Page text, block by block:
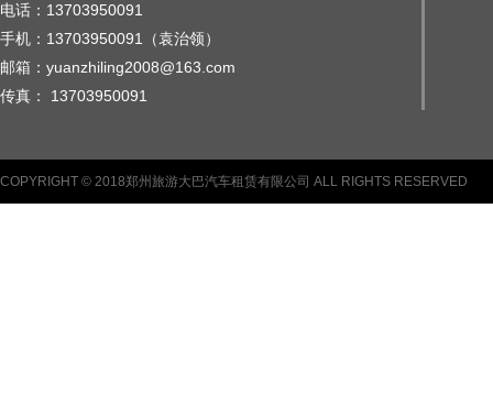
电话：13703950091
手机：13703950091（袁治领）
邮箱：yuanzhiling2008@163.com
传真： 13703950091
COPYRIGHT © 2018郑州旅游大巴汽车租赁有限公司 ALL RIGHTS RESERVED